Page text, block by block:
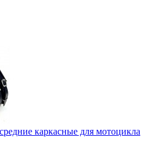
каркасные для мотоцикла